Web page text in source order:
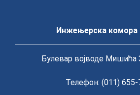
Инжењерска комора
Булевар војводе Мишића
Телефон: (011) 655-